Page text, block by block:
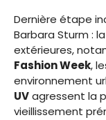
Dernière étape
Barbara Sturm :
extérieures,
Fashion Week,
environnement
UVagressent la
vieillissement